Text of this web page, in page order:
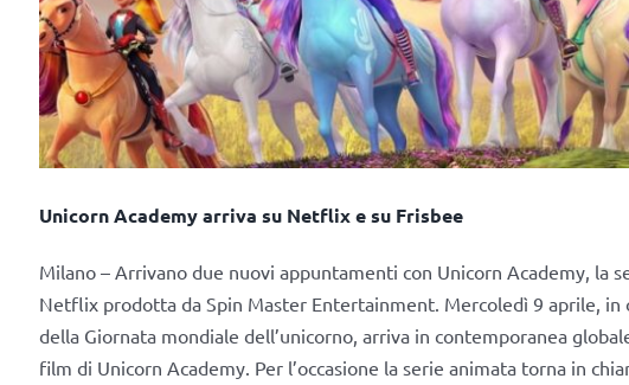
Unicorn Academy arriva su Netflix e su Frisbee
Milano – Arrivano due nuovi appuntamenti con Unicorn Academy, la
Netflix prodotta da Spin Master Entertainment. Mercoledì 9 aprile, in
della Giornata mondiale dell’unicorno, arriva in contemporanea
film di Unicorn Academy. Per l’occasione la serie animata torna in